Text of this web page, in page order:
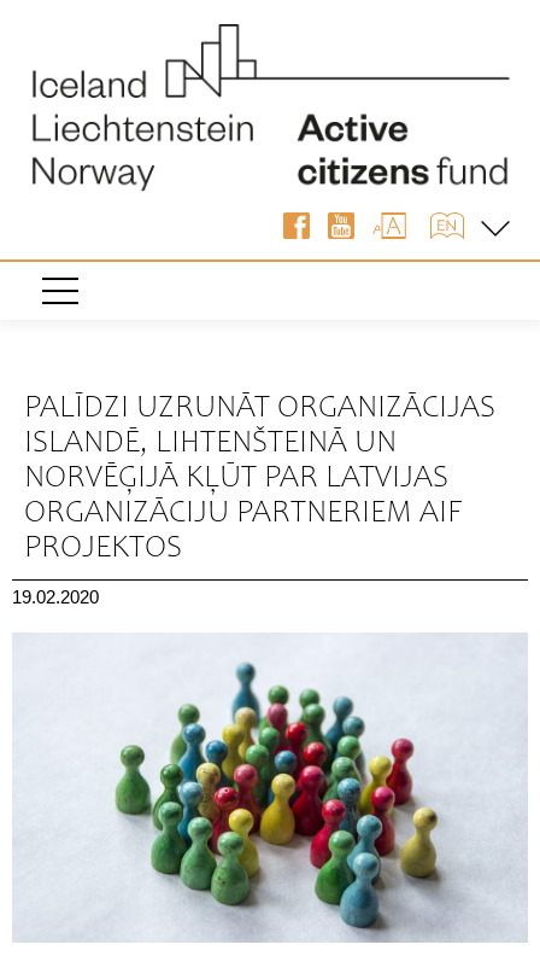
PALĪDZI UZRUNĀT ORGANIZĀCIJAS
ISLANDĒ, LIHTENŠTEINĀ UN
NORVĒĢIJĀ KĻŪT PAR LATVIJAS
ORGANIZĀCIJU PARTNERIEM AIF
PROJEKTOS
19.02.2020